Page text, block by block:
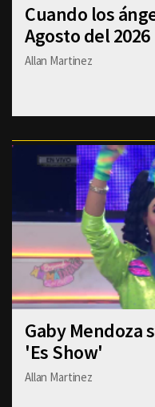
Cuando los
Agosto del 2026
Allan Martinez
Gaby Mendoza
'Es Show'
Allan Martinez